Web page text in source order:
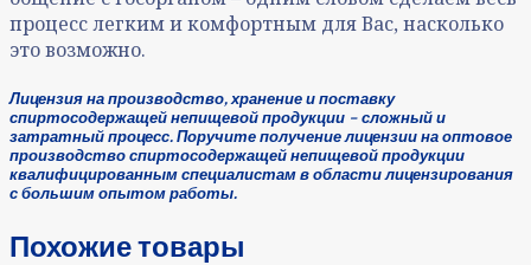
процесс легким и комфортным для Вас, насколько
это возможно.
Лицензия на производство, хранение и поставку
спиртосодержащей непищевой продукции – сложный и
затратный процесс. Поручите получение лицензии на оптовое
производство спиртосодержащей непищевой продукции
квалифицированным специалистам в области лицензирования
с большим опытом работы.
Похожие товары